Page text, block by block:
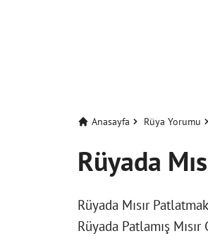
Anasayfa Rüya Yorumu
Rüyada
Rüyada Mısır
Rüyada Patlamış